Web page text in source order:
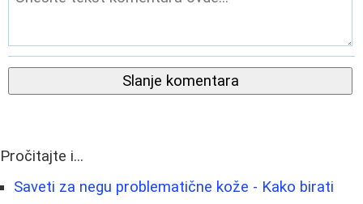
Slanje komentara
Pročitajte i...
Saveti za negu problematične kože - Kako birati